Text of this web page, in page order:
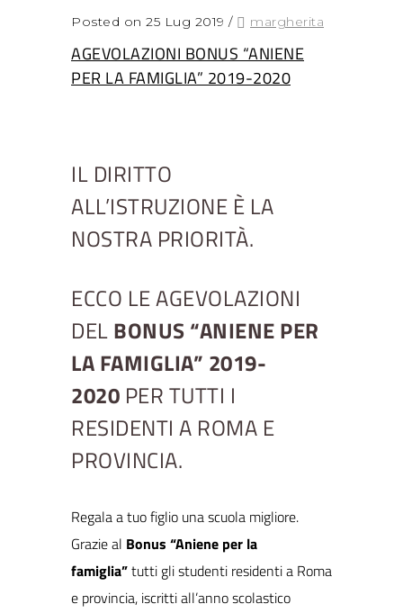
Posted on 25 Lug 2019 / margherita
AGEVOLAZIONI BONUS “ANIENE
PER LA FAMIGLIA” 2019-2020
IL DIRITTO
ALL’ISTRUZIONE È LA
NOSTRA PRIORITÀ.
ECCO LE AGEVOLAZIONI
DELBONUS “ANIENE PER
LA FAMIGLIA” 2019-
2020 PER TUTTI I
RESIDENTI A ROMA E
PROVINCIA.
Regala a tuo figlio una scuola migliore.
Grazie al Bonus “Aniene per la
famiglia”tutti gli studenti residenti a Roma
e provincia, iscritti all’anno scolastico